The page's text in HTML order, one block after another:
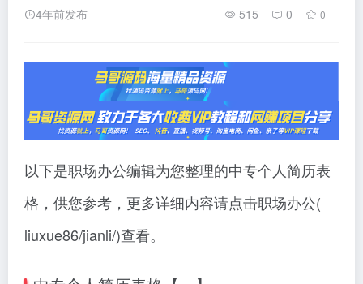
4年前发布 515 0 0
以下是职场办公编辑为您整理的中专个人简历表
格，供您参考，更多详细内容请点击职场办公(
liuxue86/jianli/)查看。